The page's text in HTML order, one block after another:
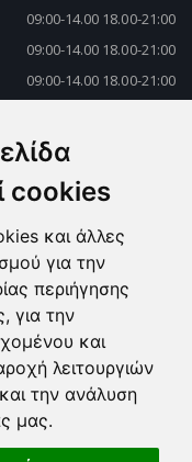
cookies
και άλλες
για την
περιήγησης
για την
και
λειτουργιών
την ανάλυση
μας.
09:00-14.00 18.00-21:00
09:00-14.00 18.00-21:00
09:00-14.00 18.00-21:00
09:00-14.00 18.00-21:00
- Dikelas.gr